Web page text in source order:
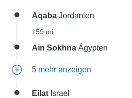
Aqaba Jordanien
159 mi
Ain Sokhna Ägypten
5 mehr anzeigen
Eilat Israel